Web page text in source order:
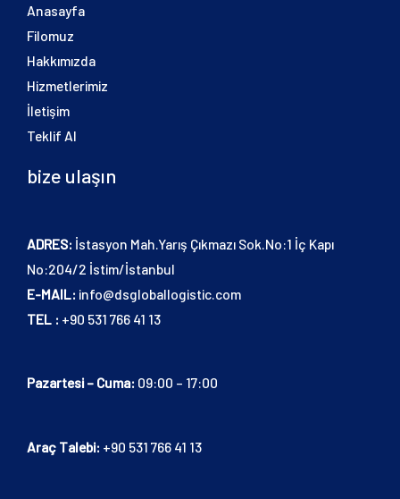
Anasayfa
Filomuz
Hakkımızda
Hizmetlerimiz
İletişim
Teklif Al
bize ulaşın
ADRES: İstasyon Mah.Yarış Çıkmazı Sok.No:1 İç Kapı
No:204/2 İstim/İstanbul
E-MAIL: info@dsgloballogistic.com
TEL : +90 531 766 41 13
Pazartesi – Cuma: 09:00 – 17:00
Araç Talebi: +90 531 766 41 13